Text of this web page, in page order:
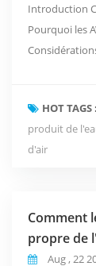
Introduction
Pourquoi les
déploiement
HOT TAGS :
produit de
d'air
Comment
propre de
Aug , 22